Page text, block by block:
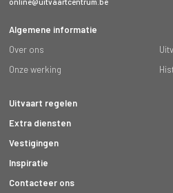
online@uitvaartcentrum.be
Algemene informatie
Over ons
Onze werking
Uitvaart regelen
Extra diensten
Vestigingen
Inspiratie
Contacteer ons